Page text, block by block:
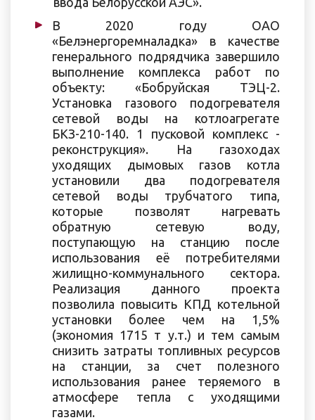
В 2020 году ОАО
«Белэнергоремналадка» в качестве
генерального подрядчика завершило
выполнение комплекса работ по
объекту: «Бобруйская ТЭЦ-2.
Установка газового подогревателя
сетевой воды на котлоагрегате
БКЗ-210-140. 1 пусковой комплекс -
реконструкция». На газоходах
уходящих дымовых газов котла
установили два подогревателя
сетевой воды трубчатого типа,
которые позволят нагревать
обратную сетевую воду,
поступающую на станцию после
использования её потребителями
жилищно-коммунального сектора.
Реализация данного проекта
позволила повысить КПД котельной
установки более чем на 1,5%
(экономия 1715 т у.т.) и тем самым
снизить затраты топливных ресурсов
на станции, за счет полезного
использования ранее теряемого в
атмосфере тепла с уходящими
газами.